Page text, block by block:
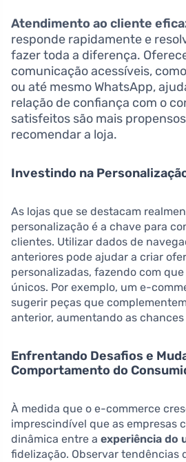
Atendimento ao cliente
responde rapidamente e
fazer toda a diferença.
comunicação acessíveis,
ou até mesmo WhatsApp,
relação de confiança com o
satisfeitos são mais
recomendar a loja.
Investindo na
As lojas que se destacam
personalização é a chave para
clientes. Utilizar dados de
anteriores pode ajudar a criar
personalizadas, fazendo com
únicos. Por exemplo, um e-
sugerir peças que
anterior, aumentando as
Enfrentando Desafios e
Comportamento do
À medida que o e-commerce
imprescindível que as empresas
dinâmica entre a experiência do
fidelização. Observar tendências